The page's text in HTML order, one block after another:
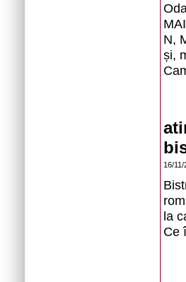
N,
și,
16/
la
Ce